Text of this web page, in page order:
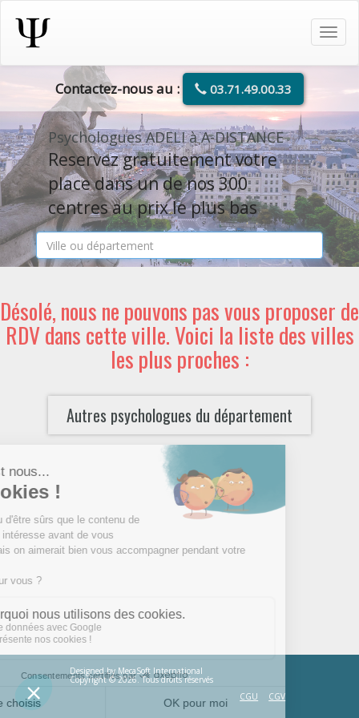
Contactez-nous au : 03.71.49.00.33
Psychologues ADELI à A-DISTANCE
Reservez gratuitement votre
place dans un de nos 300
centres au prix le plus bas
Désolé, nous ne pouvons pas vous proposer de
RDV dans cette ville. Voici la liste des villes
les plus proches :
Autres psychologues du département
Designed by MecaSoft International
Copyright © 2026. Tous droits réservés
CGU
CGV